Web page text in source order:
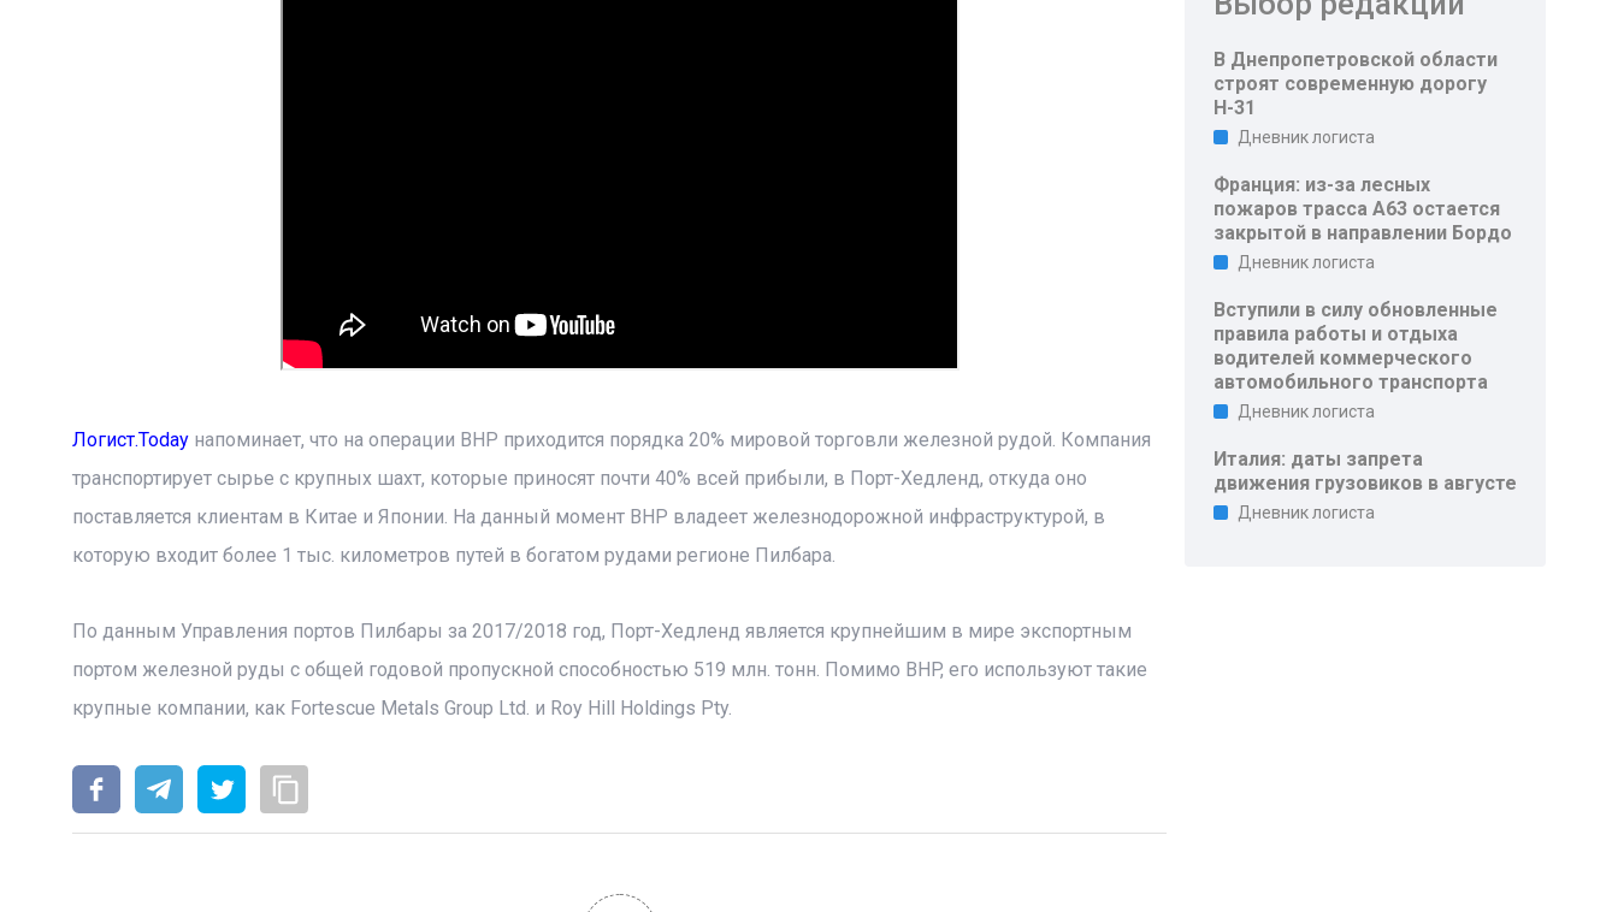
Логист.Todayнапоминает, что на операции BHP приходится порядка 20% мировой торговли железной рудой. Компания
транспортирует сырье с крупных шахт, которые приносят почти 40% всей прибыли, в Порт-Хедленд, откуда оно
поставляется клиентам в Китае и Японии. На данный момент BHP владеет железнодорожной инфраструктурой, в
которую входит более 1 тыс. километров путей в богатом рудами регионе Пилбара.
По данным Управления портов Пилбары за 2017/2018 год, Порт-Хедленд является крупнейшим в мире экспортным
портом железной руды с общей годовой пропускной способностью 519 млн. тонн. Помимо BHP, его используют такие
крупные компании, как Fortescue Metals Group Ltd. и Roy Hill Holdings Pty.
В Днепропетровской области
строят современную дорогу
Н-31
Дневник логиста
Франция: из-за лесных
пожаров трасса A63 остается
закрытой в направлении Бордо
Дневник логиста
Вступили в силу обновленные
правила работы и отдыха
водителей коммерческого
автомобильного транспорта
Дневник логиста
Италия: даты запрета
движения грузовиков в августе
Дневник логиста